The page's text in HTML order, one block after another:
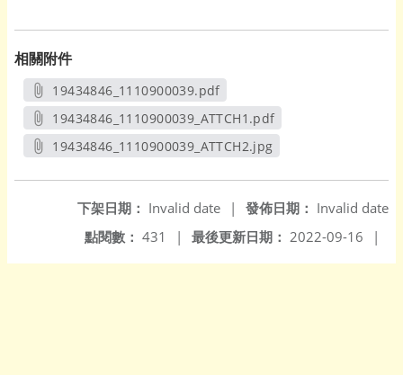
相關附件
19434846_1110900039.pdf
另開新視窗
19434846_1110900039_ATTCH1.pdf
另開新視窗
19434846_1110900039_ATTCH2.jpg
發佈日期： Invalid date
下架日期： Invalid date
|
最後更新日期： 2022-09-16 |
點閱數： 431 |